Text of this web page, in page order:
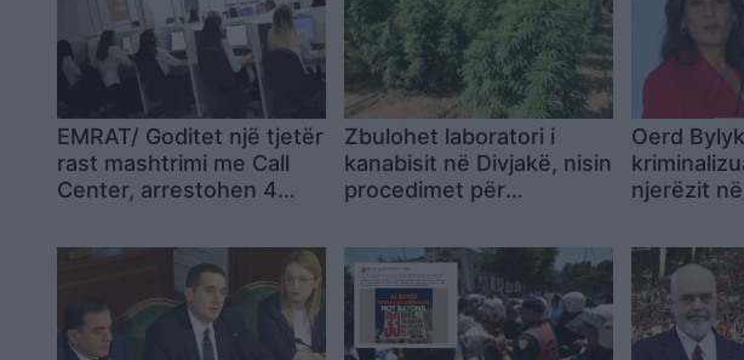
EMRAT/ Goditet një tjetër
rast mashtrimi me Call
Center, arrestohen 4
punonjës
Zbulohet laboratori i
kanabisit në Divjakë, nisin
procedimet për
zyrtarëve
Oerd
njerëzit